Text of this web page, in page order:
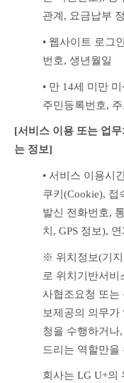
관계, 요금납부
• 웹사이트 로그
번호, 생년월일
• 만 14세 미만
주민등록번호,
[서비스 이용 또는 업
는 정보]
• 서비스 이용시
쿠키(Cookie), 접
발신 전화번호,
치, GPS 정보),
※ 위치정보(기지
로 위치기반서비
사협조요청 또는
보제공의 의무가
청을 수행하거나
드리는 역할만을
회사는 LG U+의